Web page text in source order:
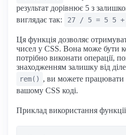
результат дорівнює 5 з
виглядає так:
27 / 5 = 5 5 +
Ця функція дозволяє
чисел у CSS. Вона може бути
потрібно виконати операції,
знаходженням залишку від
rem() , ви можете працювати
вашому CSS коді.
Приклад використання функції